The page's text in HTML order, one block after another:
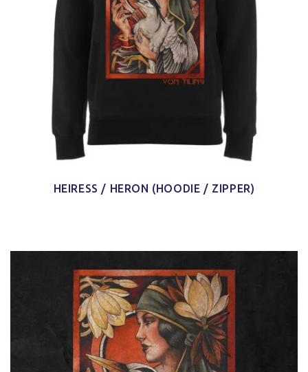
HEIRESS / HERON (HOODIE / ZIPPER)